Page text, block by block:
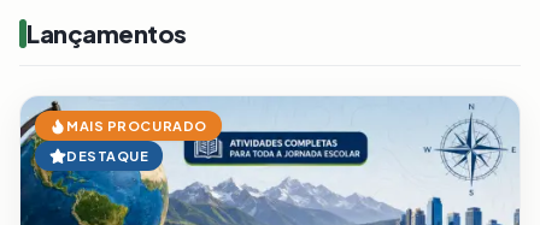
Lançamentos
MAIS PROCURADO
DESTAQUE